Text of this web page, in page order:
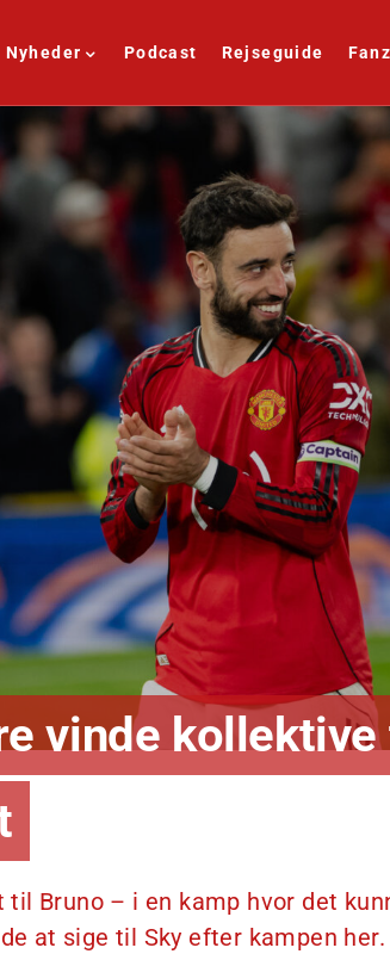
Nyheder Podcast Rejseguide
vinde
til Bruno – i en kamp hvor det
at sige til Sky efter kampen her.